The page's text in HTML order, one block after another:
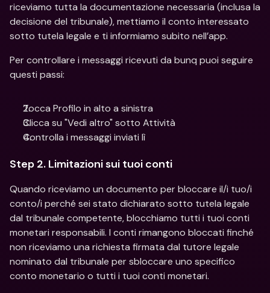
riceviamo tutta la documentazione necessaria (inclusa la
decisione del tribunale), mettiamo il conto interessato
sotto tutela legale e ti informiamo subito nell’app.
Per controllare i messaggi ricevuti da bunq puoi seguire
questi passi:
Tocca Profilo in alto a sinistra
Clicca su "Vedi altro" sotto Attività
Controlla i messaggi inviati lì
Step 2. Limitazioni sui tuoi conti
Quando riceviamo un documento per bloccare il/i tuo/i
conto/i perché sei stato dichiarato sotto tutela legale
dal tribunale competente, blocchiamo tutti i tuoi conti
monetari responsabili. I conti rimangono bloccati finché
non riceviamo una richiesta firmata dal tutore legale
nominato dal tribunale per sbloccare uno specifico
conto monetario o tutti i tuoi conti monetari.